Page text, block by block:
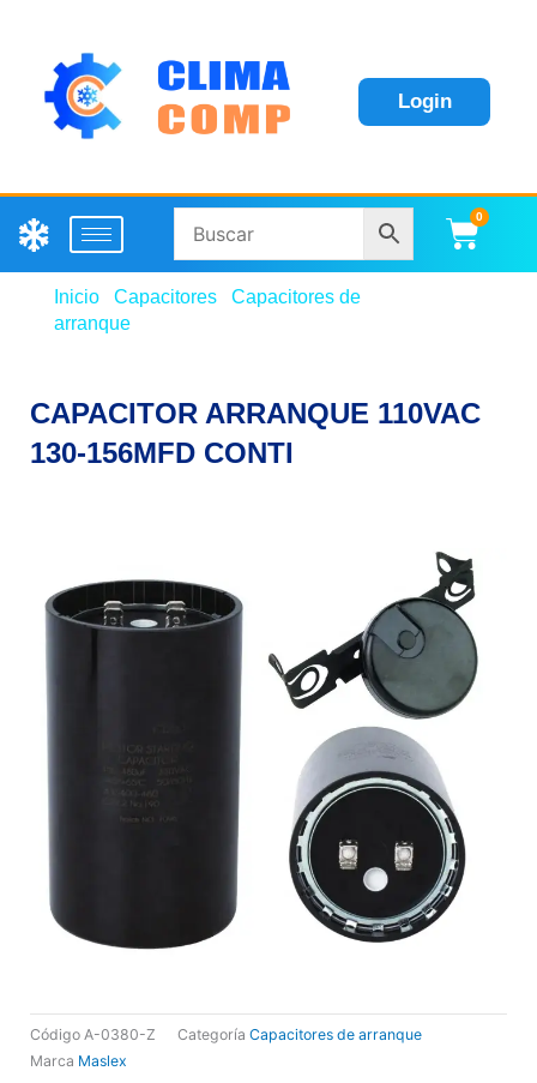
Login
0
Inicio Capacitores
Capacitores de
arranque
CAPACITOR ARRANQUE 110VAC
130-156MFD CONTI
Código A-0380-Z Categoría Capacitores de arranque
Marca Maslex